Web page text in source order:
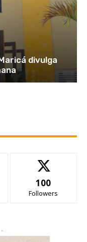
divulga
100
Followers
-